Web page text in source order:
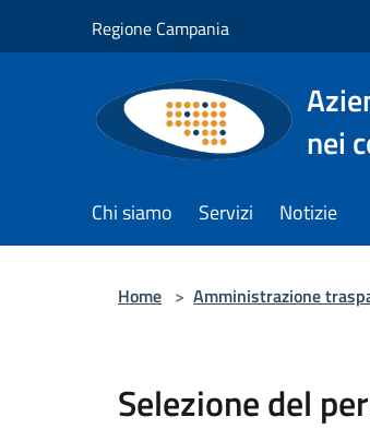
Regione Campania
nei
Chi siamo Servizi Notizie
Home > Amministrazione
Selezione del